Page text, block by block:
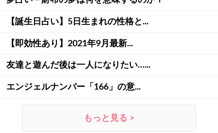
【誕生日占い】5日生まれの性格と...
【即効性あり】2021年9月最新...
友達と遊んだ後は一人になりたい…...
エンジェルナンバー「166」の意...
もっと見る >